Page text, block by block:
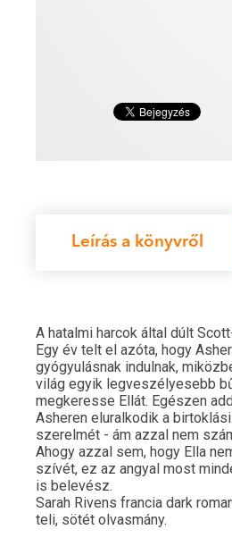
Leírás a könyvről
A hatalmi harcok által dúlt
Egy év telt el azóta, hogy
gyógyulásnak indulnak,
világ egyik legveszélyesebb
megkeresse Ellát. Egészen
Asheren eluralkodik a birtoklási
szerelmét - ám azzal nem
Ahogy azzal sem, hogy Ella
szívét, ez az angyal most
is belevész.
Sarah Rivens francia dark
teli, sötét olvasmány.